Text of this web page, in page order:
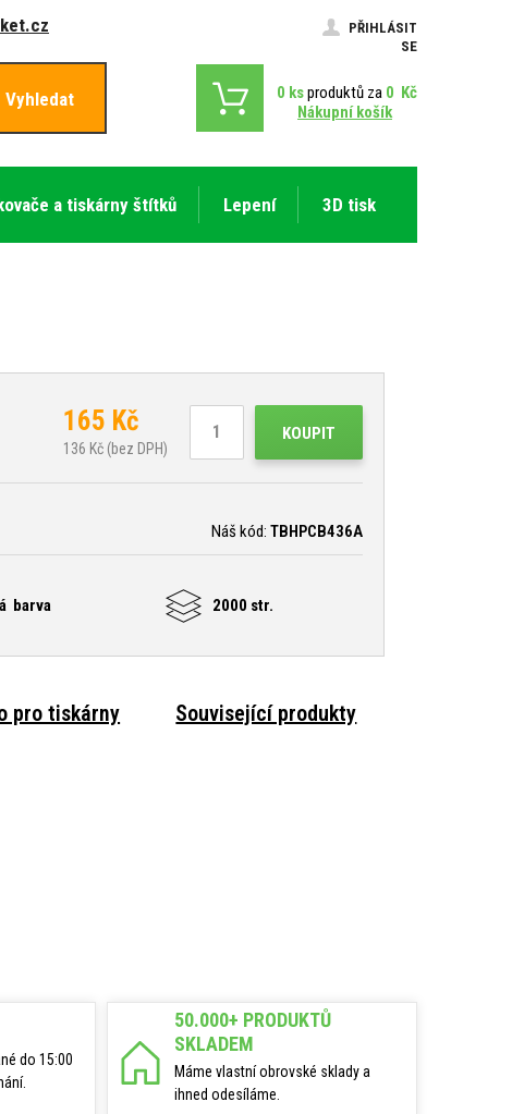
PŘIHLÁSIT
SE
Vyhledat 0 ksproduktů za 0 Kč
Nákupní košík
a tiskárny štítků Lepení 3D tisk
165 Kč
136 Kč (bez DPH)
KOUPIT
Náš kód: TBHPCB436A
barva 2000 str.
pro tiskárny Související produkty
do 15:00
50.000+ PRODUKTŮ
SKLADEM
Máme vlastní obrovské sklady a
ihned odesíláme.